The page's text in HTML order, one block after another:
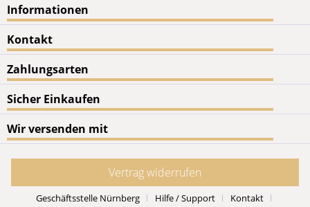
Informationen
Kontakt
Zahlungsarten
Sicher Einkaufen
Wir versenden mit
Vertrag widerrufen
Geschäftsstelle Nürnberg Hilfe / Support Kontakt